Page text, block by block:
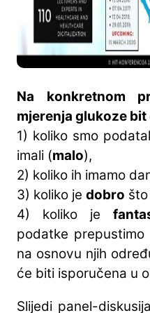
Na konkretnom
mjerenja glukoze
1) koliko smo
imali (malo),
2) koliko ih imamo
3) koliko je dobro
4) koliko je
podatke prepustimo
na osnovu njih
će biti isporučena u
Slijedi panel-